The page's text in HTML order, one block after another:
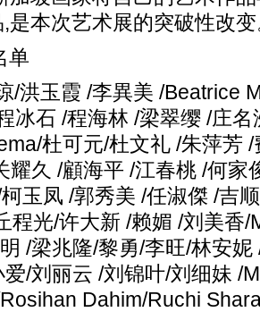
是本次艺术展的突破性改
单
/洪玉霞 /李異美 /Beatrice
冰石 /程海林 /梁翠缨 /庄
杜可元/杜文礼 /朱萍芳
耀久 /顧海平 /江春桃 /何家
玉凤 /郭秀美 /任淑傑 /吉
程光/许大新 /赖媚 /刘美香/
/梁兆隆/黎勇/李旺/林安
/刘丽云 /刘锦叶/刘细妹 /
Dahim/Ruchi